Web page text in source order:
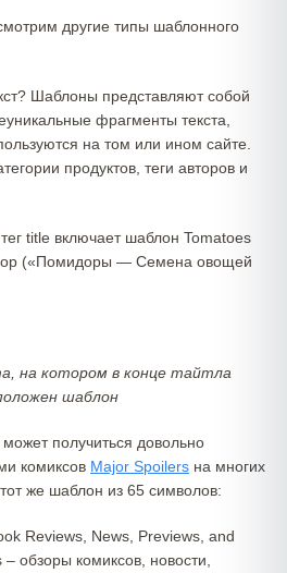
другие типы шаблонного
Шаблоны представляют собой
фрагменты текста,
на том или ином сайте.
продуктов, теги авторов и
title включает шаблон Tomatoes
(«Помидоры — Семена овощей
на котором в конце тайтла
шаблон
получиться довольно
комиксов Major Spoilers на многих
же шаблон из 65 символов:
Reviews, News, Previews, and
обзоры комиксов, новости,